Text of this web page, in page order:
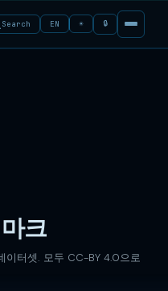
Search EN ☀ 🔒
크
이터셋. 모두 CC-BY 4.0으로